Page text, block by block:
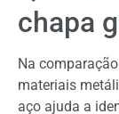
chapa
Na
materiais
aço ajuda a